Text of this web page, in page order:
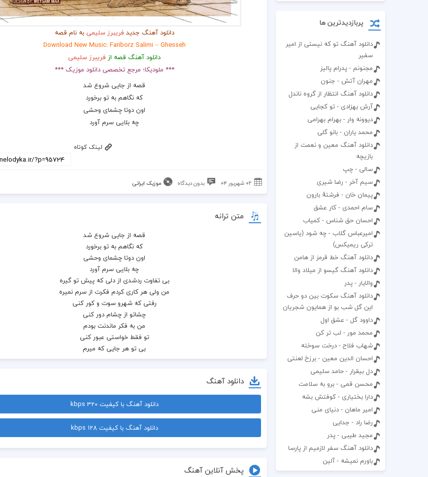
پربازدیدترین ها
دانلود آهنگ تو که نیستی از امیر
سفیر
مجنونم - پدرام پالیز
مهران آتش - جنون
دانلود آهنگ انتظار از گروه ناندل
آرش بهزادی - تو کجایی
دیوونه وار - بهرام بهرامی
محمد یاران - بانو گلی
دانلود آهنگ معین و نعمت از
بازیچه
سالی - چپ
سیم آخر - رضا شیری
پیمان خان - فرشتهٔ بارون
سام احمدی - کار عشق
احسان حق شناس - کمیاب
امیرعباس گلاب - چه شود (یاسین
ترکی ریمیکس)
دانلود آهنگ خط قرمز از هامن
دانلود آهنگ گیسو از میلاد والا
والایار - پدر
دانلود آهنگ سکوت بین دو حرف
این گل شب بو از همایون شجریان
داوود گل - عشق اول
محمد مور - لب تر کن
شهاب فلاح - درخت سوخته
احسان الدین معین - برزخ لعنتی
دل بیقرار - حامد سلیمی
محسن قمی - برو به سلامت
دارا بختیاری - کوفتش بشه
امیر ماهان - دنیای منی
رضا راد - جدایی
مجید طیبی - پدر
دانلود آهنگ سفر لازمیم از پارسا
باورم نمیشه - آلین
دانلود آهنگ جدید فريبرز سليمى به نام قصه
Download New Music: Fariborz Salimi – Ghesseh
دانلود آهنگ قصه از فريبرز سليمى
*** ملودیکا؛ مرجع تخصصی دانلود موزیک ***
قصه از جايى شروع شد
كه نگاهم به تو برخورد
اون دوتا چشماى وحشى
چه بلايى سرم آورد
لینک کوتاه
۰۲ شهریور ۰۴ بدون دیدگاه موزیک ایرانی
متن ترانه
قصه از جايى شروع شد
كه نگاهم به تو برخورد
چه بلايى سرم آورد
من به فكر ماندنت بودم
بى تو هر جايى كه ميرم
حكم زندون داره واسم
رد پات مونده رو قلبم
كجا دنبالت بگردم
خستم از روزاى بى تو
رفتى كه شهرو سوت و كور كنى
چشاتو از چشام دور كنى
دانلود آهنگ
دانلود آهنگ با کیفیت 320 kbps
دانلود آهنگ با کیفیت 128 kbps
پخش آنلاین آهنگ